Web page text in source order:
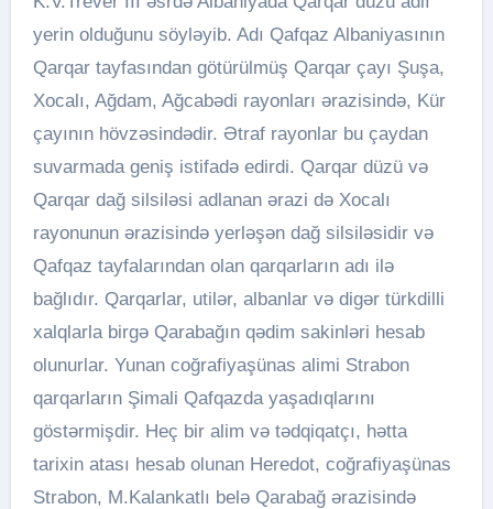
yerin olduğunu söyləyib. Adı Qafqaz Albaniyasının
Qarqar tayfasından götürülmüş Qarqar çayı Şuşa,
Xocalı, Ağdam, Ağcabədi rayonları ərazisində, Kür
çayının hövzəsindədir. Ətraf rayonlar bu çaydan
suvarmada geniş istifadə edirdi. Qarqar düzü və
Qarqar dağ silsiləsi adlanan ərazi də Xocalı
rayonunun ərazisində yerləşən dağ silsiləsidir və
Qafqaz tayfalarından olan qarqarların adı ilə
bağlıdır. Qarqarlar, utilər, albanlar və digər türkdilli
xalqlarla birgə Qarabağın qədim sakinləri hesab
olunurlar. Yunan coğrafiyaşünas alimi Strabon
qarqarların Şimali Qafqazda yaşadıqlarını
göstərmişdir. Heç bir alim və tədqiqatçı, hətta
tarixin atası hesab olunan Heredot, coğrafiyaşünas
Strabon, M.Kalankatlı belə Qarabağ ərazisində